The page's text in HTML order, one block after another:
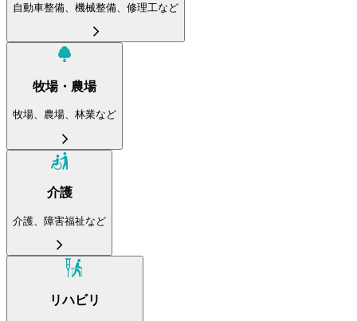
自動車整備、機械整備、修理工など
牧場・農場
牧場、農場、林業など
介護
介護、障害福祉など
リハビリ